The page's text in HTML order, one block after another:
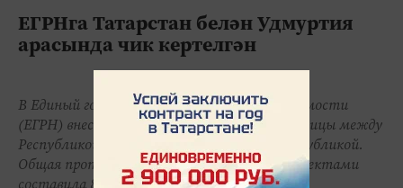
ЕГРНга Татарстан белән Удмуртия
арасында чик кертелгән
В Единый государственный реестр недвижимости
(ЕГРН) внесены сведения о прохождении границы между
Республикой Татарстан и Удмуртской республикой.
Общая протяжённость границы между субъектами
составила 813 километров.